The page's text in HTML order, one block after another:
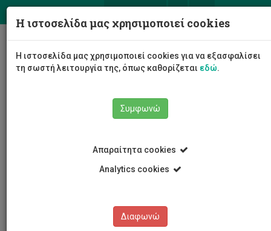
Η ιστοσελίδα μας χρησιμοποιεί cookies
Η ιστοσελίδα μας χρησιμοποιεί cookies για να εξασφαλίσει
τη σωστή λειτουργία της, όπως καθορίζεται εδώ.
Συμφωνώ
Απαραίτητα cookies
Analytics cookies
Διαφωνώ